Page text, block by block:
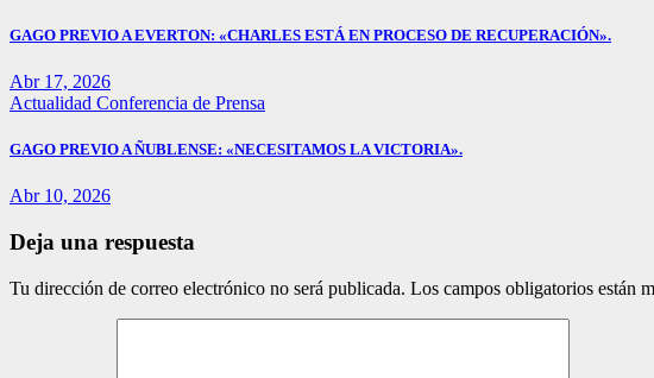
GAGO PREVIO A EVERTON: «CHARLES ESTÁ EN PROCESO DE RECUPERACIÓN».
Abr 17, 2026
Actualidad Conferencia de Prensa
GAGO PREVIO A ÑUBLENSE: «NECESITAMOS LA VICTORIA».
Abr 10, 2026
Deja una respuesta
Tu dirección de correo electrónico no será publicada. Los campos obligatorios están